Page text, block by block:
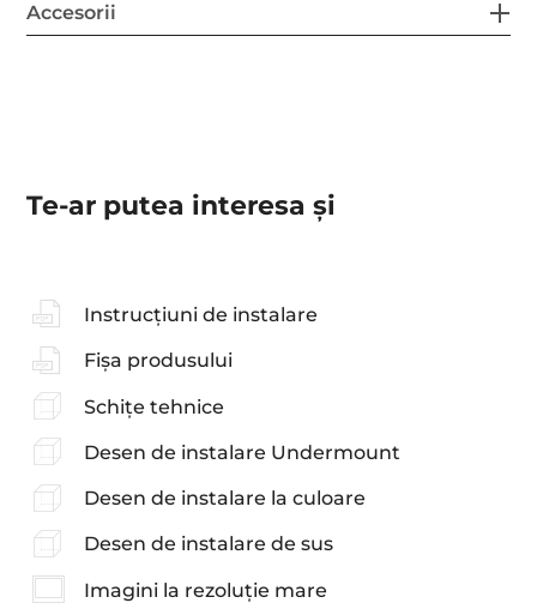
Accesorii
Te-ar putea interesa şi
Instrucțiuni de instalare
Fișa produsului
Schițe tehnice
Desen de instalare Undermount
Desen de instalare la culoare
Desen de instalare de sus
Imagini la rezoluție mare